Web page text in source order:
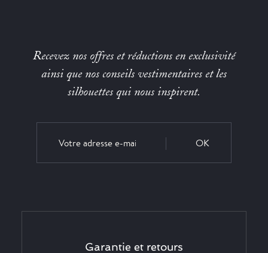
Recevez nos offres et réductions en exclusivité
ainsi que nos conseils vestimentaires et les
silhouettes qui nous inspirent.
OK
Garantie et retours